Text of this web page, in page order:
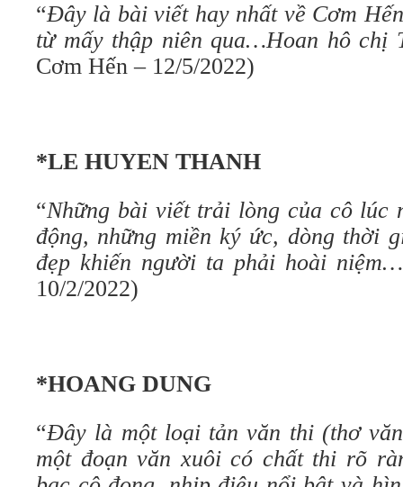
“Đây là bài viết hay nhất về Cơm
từ mấy thập niên qua…Hoan hô chị
Cơm Hến – 12/5/2022)
*LE HUYEN THANH
“Những bài viết trải lòng của cô lúc
động, những miền ký ức, dòng thời
đẹp khiến người ta phải hoài
10/2/2022)
*HOANG DUNG
“Đây là một loại tản văn thi (thơ
một đoạn văn xuôi có chất thi rõ